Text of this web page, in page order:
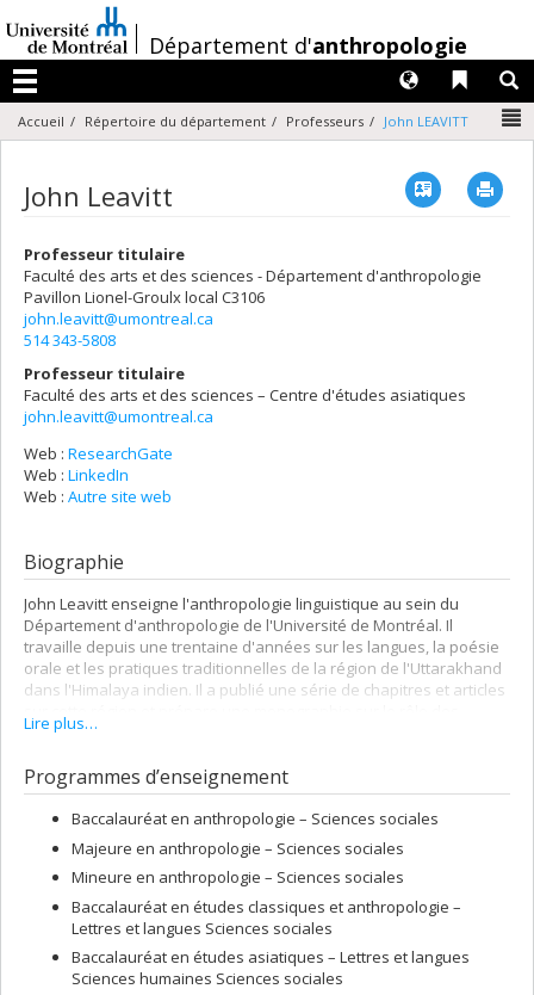
au
contenu
/Département d'anthropologie
Menu
Liens
Langues
Accueil Répertoire du département Professeurs John LEAVITT
John Leavitt Vcard
Professeur titulaire
Faculté des arts et des sciences - Département d'anthropologie
Pavillon Lionel-Groulxlocal C3106
john.leavitt@umontreal.ca
514 343-5808
Professeur titulaire
Faculté des arts et des sciences – Centre d'études asiatiques
john.leavitt@umontreal.ca
Web : ResearchGate
Web : LinkedIn
Web : Autre site web
Biographie
John Leavitt enseigne l'anthropologie linguistique au sein du
Département d'anthropologie de l'Université de Montréal. Il
travaille depuis une trentaine d'années sur les langues, la poésie
orale et les pratiques traditionnelles de la région de l'Uttarakhand
dans l'Himalaya indien. Il a publié une série de chapitres et articles
chanteurs de récits dans la religion populaire. Ses intérêts globaux
Relativities: Language Diversity and Modern Thought
poétique dans l'expérience religieuse (livre dirigé,Poetry and
Prophecy, 1997) et la mythologie comparée, surtout entre les
mondes sud-asiatique et celte. Ses recherches ont été
subventionnées par la Fondation Fulbright, le CRSH et le FCAR.
Lire plus…
Programmes d’enseignement
Baccalauréat en anthropologie – Sciences sociales
Majeure en anthropologie – Sciences sociales
Mineure en anthropologie – Sciences sociales
Baccalauréat en études classiques et anthropologie –
Lettres et langues Sciences sociales
Baccalauréat en études asiatiques – Lettres et langues
Sciences humaines Sciences sociales